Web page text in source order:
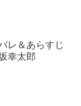
レ＆あらすじ
幸太郎